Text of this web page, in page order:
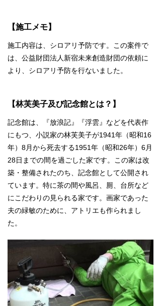
【施工メモ】
施工内容は、シロアリ予防です。この案件で
は、公益財団法人新宿未来創造財団の依頼に
より、シロアリ予防を行ないました。
【林芙美子及び記念館とは？】
記念館は、『放浪記』『浮雲』などを代表作
にもつ、小説家の林芙美子が1941年（昭和16
年）8月から死去する1951年（昭和26年）6月
28日までの間を過ごした家です。この家は改
築・整備されたのち、記念館として公開され
ています。特に茶の間や風呂、厠、台所など
にこだわりの見られる家です。画家であった
夫の緑敏のために、アトリエも作られまし
た。